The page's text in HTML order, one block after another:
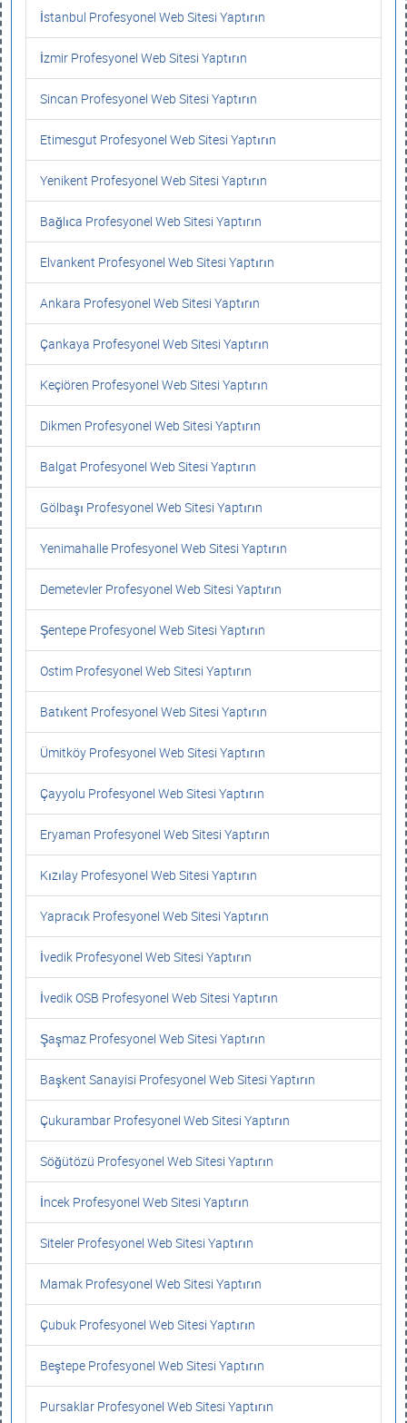
İstanbul Profesyonel Web Sitesi Yaptırın
İzmir Profesyonel Web Sitesi Yaptırın
Sincan Profesyonel Web Sitesi Yaptırın
Etimesgut Profesyonel Web Sitesi Yaptırın
Yenikent Profesyonel Web Sitesi Yaptırın
Bağlıca Profesyonel Web Sitesi Yaptırın
Elvankent Profesyonel Web Sitesi Yaptırın
Ankara Profesyonel Web Sitesi Yaptırın
Çankaya Profesyonel Web Sitesi Yaptırın
Keçiören Profesyonel Web Sitesi Yaptırın
Dikmen Profesyonel Web Sitesi Yaptırın
Balgat Profesyonel Web Sitesi Yaptırın
Gölbaşı Profesyonel Web Sitesi Yaptırın
Yenimahalle Profesyonel Web Sitesi Yaptırın
Demetevler Profesyonel Web Sitesi Yaptırın
Şentepe Profesyonel Web Sitesi Yaptırın
Ostim Profesyonel Web Sitesi Yaptırın
Batıkent Profesyonel Web Sitesi Yaptırın
Ümitköy Profesyonel Web Sitesi Yaptırın
Çayyolu Profesyonel Web Sitesi Yaptırın
Eryaman Profesyonel Web Sitesi Yaptırın
Kızılay Profesyonel Web Sitesi Yaptırın
Yapracık Profesyonel Web Sitesi Yaptırın
İvedik Profesyonel Web Sitesi Yaptırın
İvedik OSB Profesyonel Web Sitesi Yaptırın
Şaşmaz Profesyonel Web Sitesi Yaptırın
Başkent Sanayisi Profesyonel Web Sitesi Yaptırın
Çukurambar Profesyonel Web Sitesi Yaptırın
Söğütözü Profesyonel Web Sitesi Yaptırın
İncek Profesyonel Web Sitesi Yaptırın
Siteler Profesyonel Web Sitesi Yaptırın
Mamak Profesyonel Web Sitesi Yaptırın
Çubuk Profesyonel Web Sitesi Yaptırın
Beştepe Profesyonel Web Sitesi Yaptırın
Pursaklar Profesyonel Web Sitesi Yaptırın